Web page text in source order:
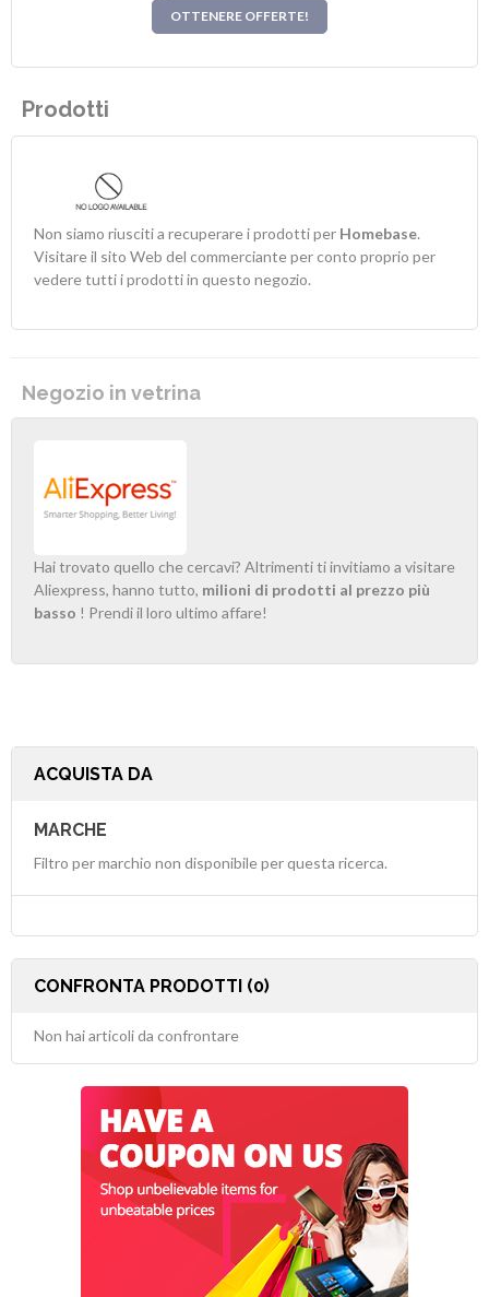
OTTENERE OFFERTE!
Prodotti
Non siamo riusciti a recuperare i prodotti per Homebase.
Visitare il sito Web del commerciante per conto proprio per
vedere tutti i prodotti in questo negozio.
Negozio in vetrina
Hai trovato quello che cercavi? Altrimenti ti invitiamo a visitare
Aliexpress, hanno tutto, milioni di prodotti al prezzo più
basso ! Prendi il loro ultimo affare!
ACQUISTA DA
MARCHE
Filtro per marchio non disponibile per questa ricerca.
CONFRONTA PRODOTTI (0)
Non hai articoli da confrontare